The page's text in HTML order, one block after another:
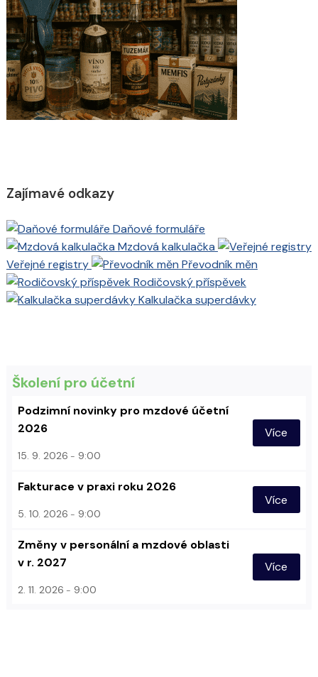
Zajímavé odkazy
Daňové formuláře
Mzdová kalkulačka
Veřejné registry
Převodník měn
Rodičovský příspěvek
Kalkulačka superdávky
Školení pro účetní
Podzimní novinky pro mzdové účetní
2026
15. 9. 2026 9:00
Více
Fakturace v praxi roku 2026
5. 10. 2026 9:00
Více
Změny v personální a mzdové oblasti
v r. 2027
2. 11. 2026 9:00
Více